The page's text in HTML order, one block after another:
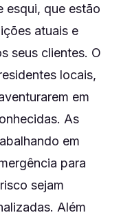
esqui, que estão
atuais e
seus clientes. O
locais,
em
As
em
para
sejam
Além